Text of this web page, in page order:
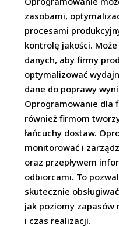
zasobami,
procesami
kontrolę jakości.
danych, aby firmy
optymalizować
dane do poprawy
Oprogramowanie dla
również firmom
łańcuchy dostaw.
monitorować i
oraz przepływem
odbiorcami. To
skutecznie
jak poziomy zapasów
i czas realizacji.